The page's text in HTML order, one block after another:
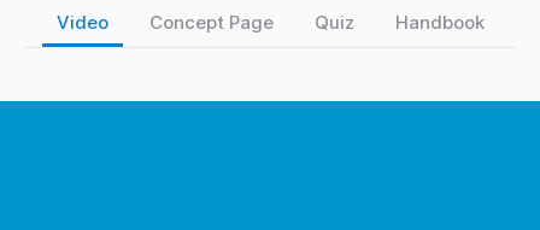
optimal kepada pasien!
Video Concept Page Quiz Handbook